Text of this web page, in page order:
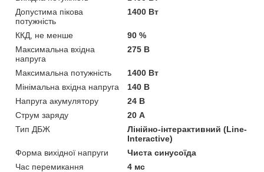
Допустима пікова
потужність
1400 Вт
ККД, не менше
90 %
Максимальна вхідна
напруга
275 В
Максимальна потужність
1400 Вт
Мінімальна вхідна напруга
140 В
Напруга акумулятору
24 В
Струм заряду
20 А
Тип ДБЖ
Лінійно-інтерактивний (Line-
Interactive)
Форма вихідної напруги
Чиста синусоїда
Час перемикання
4 мс